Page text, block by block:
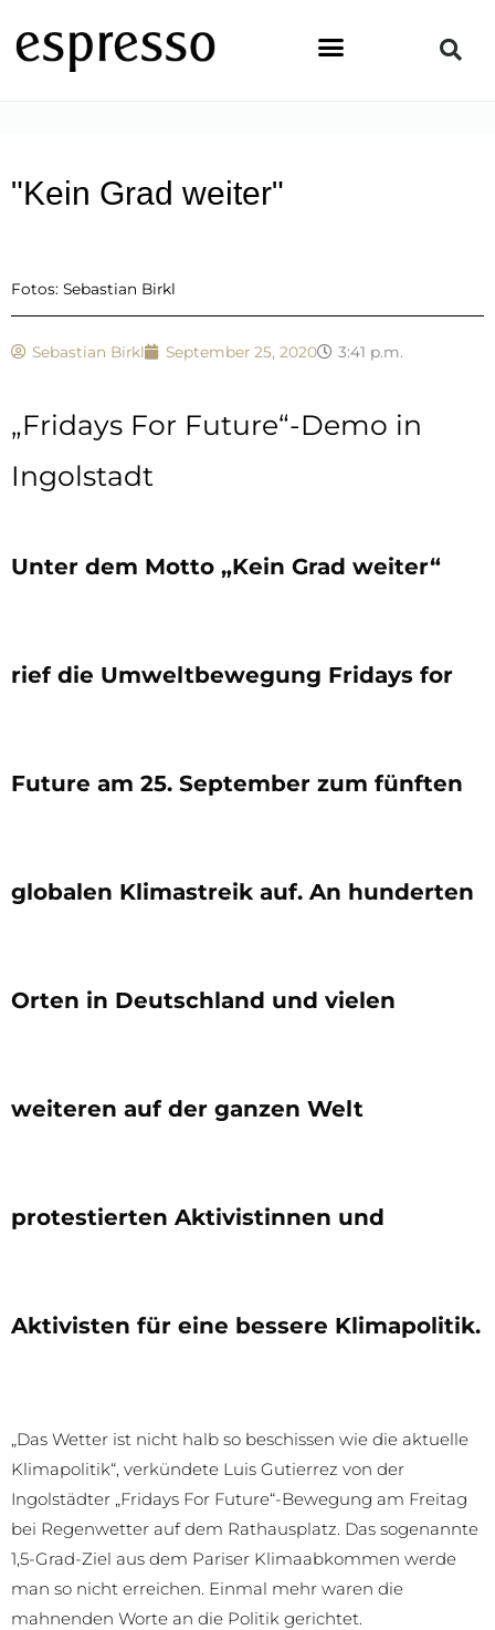
Inhalt
springen
"Kein Grad weiter"
Fotos: Sebastian Birkl
Sebastian Birkl September 25, 2020 3:41 p.m.
„Fridays For Future“-Demo in
Ingolstadt
Unter dem Motto „Kein Grad weiter“
rief die Umweltbewegung Fridays for
Future am 25. September zum fünften
globalen Klimastreik auf. An hunderten
Orten in Deutschland und vielen
weiteren auf der ganzen Welt
protestierten Aktivistinnen und
Aktivisten für eine bessere Klimapolitik.
„Das Wetter ist nicht halb so beschissen wie die aktuelle
Klimapolitik“, verkündete Luis Gutierrez von der
Ingolstädter „Fridays For Future“-Bewegung am Freitag
bei Regenwetter auf dem Rathausplatz. Das sogenannte
1,5-Grad-Ziel aus dem Pariser Klimaabkommen werde
man so nicht erreichen. Einmal mehr waren die
mahnenden Worte an die Politik gerichtet.